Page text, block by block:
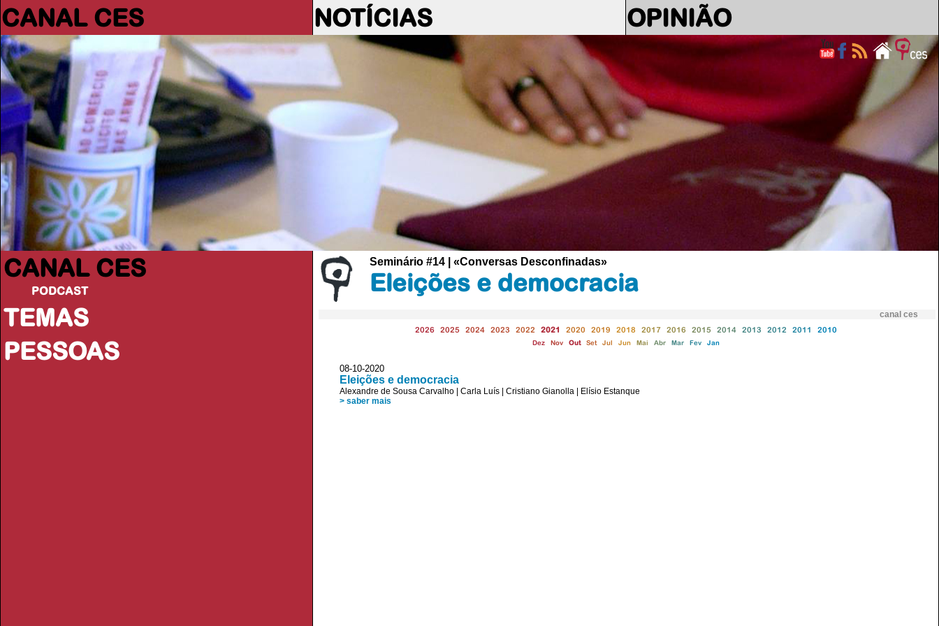
CANAL CES NOTÍCIAS OPINIÃO
CANAL CES
PODCAST
TEMAS
PESSOAS
Seminário #14 | «Conversas Desconfinadas»
Eleições e democracia
canal ces
2026 2025 2024 2023 2022 2021 2020 2019 2018 2017 2016 2015 2014 2013 2012 2011 2010
Dez Nov Out Set Jul Jun Mai Abr Mar Fev Jan
08-10-2020
Eleições e democracia
Alexandre de Sousa Carvalho Carla Luís Cristiano Gianolla
Elísio Estanque
> saber mais